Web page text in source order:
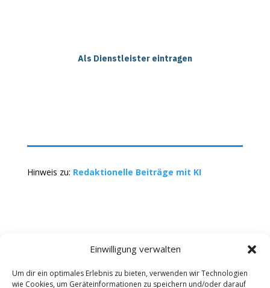
Einwilligung verwalten
Um dir ein optimales Erlebnis zu bieten, verwenden wir Technologien
wie Cookies, um Geräteinformationen zu speichern und/oder darauf
Als Dienstleister eintragen
Hinweis zu: Redaktionelle Beiträge mit KI